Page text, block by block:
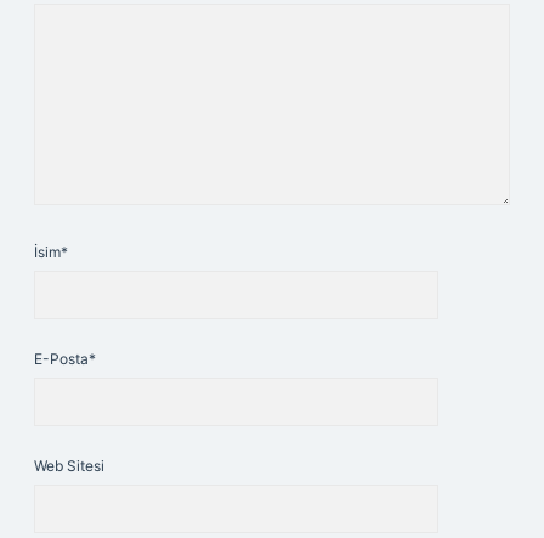
İsim*
E-Posta*
Web Sitesi